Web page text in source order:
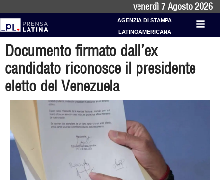
venerdì 7 Agosto 2026
AGENZIA DI STAMPA
LATINOAMERICANA
Documento firmato dall’ex
candidato riconosce il presidente
eletto del Venezuela